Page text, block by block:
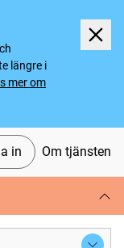
längre i
mer om
in Om tjänsten